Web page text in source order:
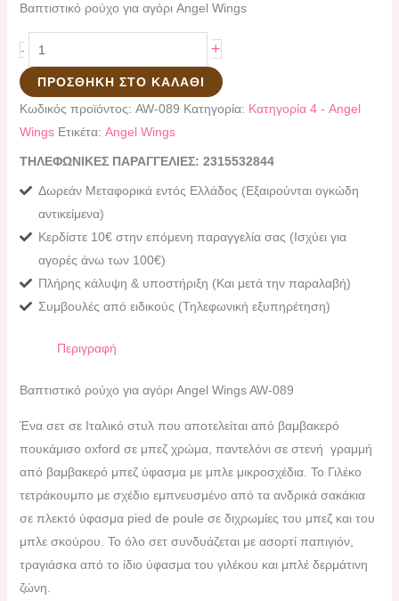
Βαπτιστικό ρούχο για αγόρι Angel Wings
- +
ΠΡΟΣΘΉΚΗ ΣΤΟ ΚΑΛΆΘΙ
Κωδικός προϊόντος: AW-089 Κατηγορία: Κατηγορία 4 - Angel
Wings Ετικέτα: Angel Wings
ΤΗΛΕΦΩΝΙΚΕΣ ΠΑΡΑΓΓΕΛΙΕΣ: 2315532844
Δωρεάν Μεταφορικά εντός Ελλάδος (Εξαιρούνται ογκώδη
αντικείμενα)
Κερδίστε 10€ στην επόμενη παραγγελία σας (Ισχύει για
αγορές άνω των 100€)
Πλήρης κάλυψη & υποστήριξη (Και μετά την παραλαβή)
Συμβουλές από ειδικούς (Τηλεφωνική εξυπηρέτηση)
Περιγραφή
Βαπτιστικό ρούχο για αγόρι Angel Wings AW-089
Ένα σετ σε Ιταλικό στυλ που αποτελείται από βαμβακερό
πουκάμισο oxford σε μπεζ χρώμα, παντελόνι σε στενή γραμμή
από βαμβακερό μπεζ ύφασμα με μπλε μικροσχέδια. Το Γιλέκο
τετράκουμπο με σχέδιο εμπνευσμένο από τα ανδρικά σακάκια
σε πλεκτό ύφασμα pied de poule σε διχρωμίες του μπεζ και του
μπλε σκούρου. Το όλο σετ συνδυάζεται με ασορτί παπιγιόν,
τραγιάσκα από το ίδιο ύφασμα του γιλέκου και μπλέ δερμάτινη
ζώνη.